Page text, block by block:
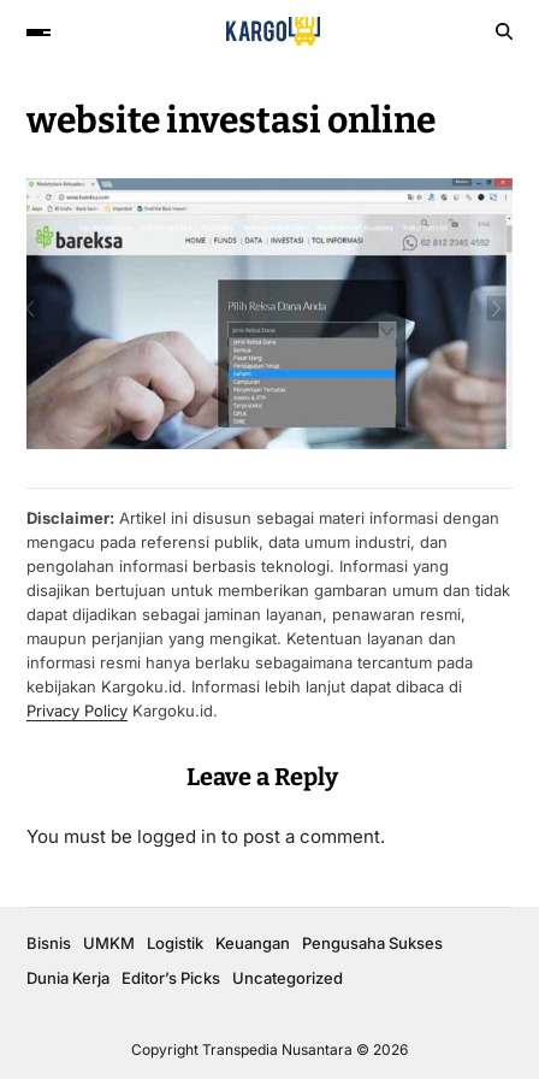
website investasi online
Disclaimer:Artikel ini disusun sebagai materi informasi dengan
mengacu pada referensi publik, data umum industri, dan
pengolahan informasi berbasis teknologi. Informasi yang
disajikan bertujuan untuk memberikan gambaran umum dan tidak
dapat dijadikan sebagai jaminan layanan, penawaran resmi,
maupun perjanjian yang mengikat. Ketentuan layanan dan
informasi resmi hanya berlaku sebagaimana tercantum pada
kebijakan Kargoku.id. Informasi lebih lanjut dapat dibaca di
Privacy PolicyKargoku.id.
Leave a Reply
You must be logged in to post a comment.
Copyright Transpedia Nusantara © 2026
Bisnis UMKM Logistik Keuangan
Pengusaha Sukses
Dunia Kerja
Editor’s Picks Uncategorized